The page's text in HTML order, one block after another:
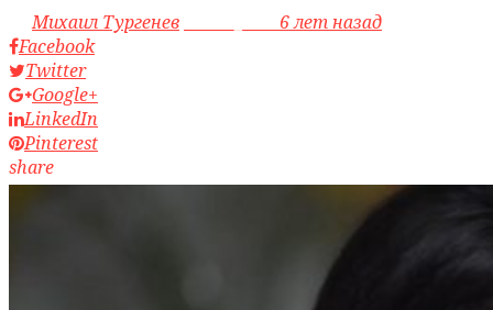
byМихаил Тургенев
6 лет назад
Facebook
Twitter
Google+
LinkedIn
Pinterest
share